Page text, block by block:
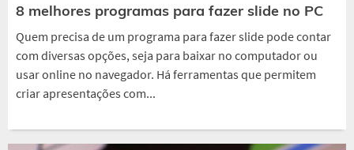
8 melhores programas para fazer slide no PC
Quem precisa de um programa para fazer slide pode contar
com diversas opções, seja para baixar no computador ou
usar online no navegador. Há ferramentas que permitem
criar apresentações com...